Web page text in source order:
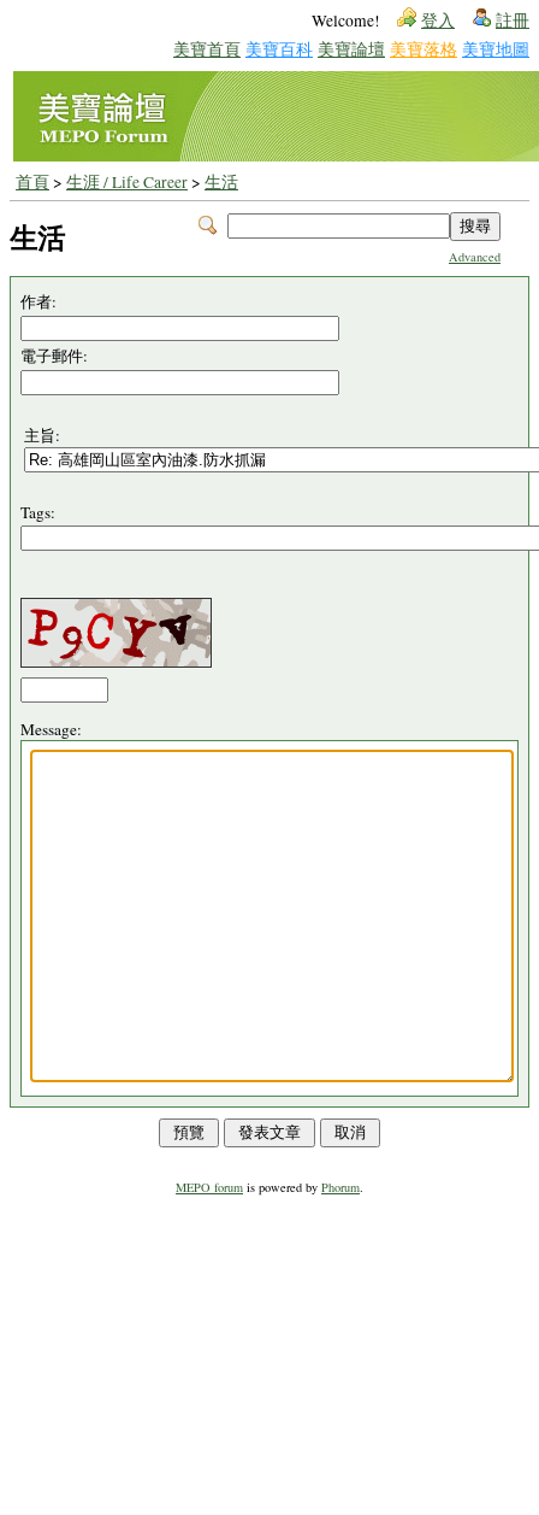
Welcome! 登入 註冊
美寶首頁 美寶百科 美寶論壇 美寶落格 美寶地圖
首頁> 生涯 / Life Career> 生活
Advanced
生活
作者:
電子郵件:
主旨:
Tags:
Message:
MEPO forum is powered by Phorum.